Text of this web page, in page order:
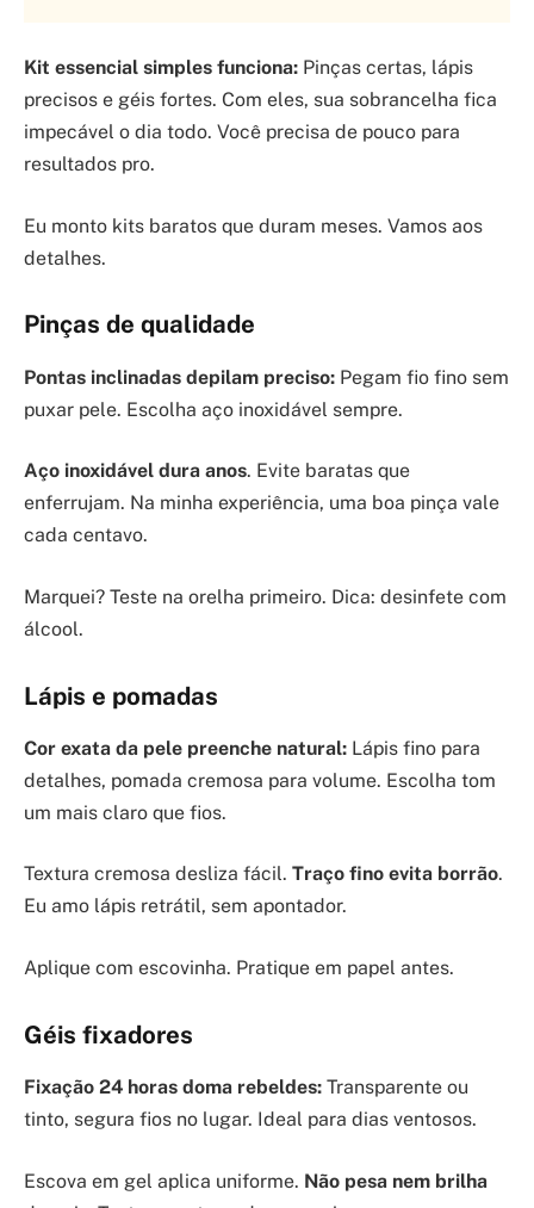
Kit essencial simples funciona: Pinças certas, lápis
precisos e géis fortes. Com eles, sua sobrancelha fica
impecável o dia todo. Você precisa de pouco para
resultados pro.
Eu monto kits baratos que duram meses. Vamos aos
detalhes.
Pinças de qualidade
Pontas inclinadas depilam preciso: Pegam fio fino sem
puxar pele. Escolha aço inoxidável sempre.
Aço inoxidável dura anos. Evite baratas que
enferrujam. Na minha experiência, uma boa pinça vale
cada centavo.
Marquei? Teste na orelha primeiro. Dica: desinfete com
álcool.
Lápis e pomadas
Cor exata da pele preenche natural: Lápis fino para
detalhes, pomada cremosa para volume. Escolha tom
um mais claro que fios.
Textura cremosa desliza fácil. Traço fino evita borrão.
Eu amo lápis retrátil, sem apontador.
Aplique com escovinha. Pratique em papel antes.
Géis fixadores
Fixação 24 horas doma rebeldes: Transparente ou
tinto, segura fios no lugar. Ideal para dias ventosos.
Escova em gel aplica uniforme. Não pesa nem brilha